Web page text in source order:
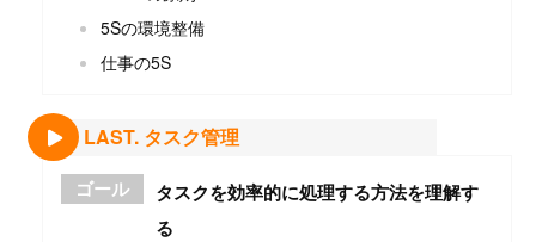
5Sの環境整備
仕事の5S
LAST. タスク管理
ゴール
タスクを効率的に処理する方法を理解す
る